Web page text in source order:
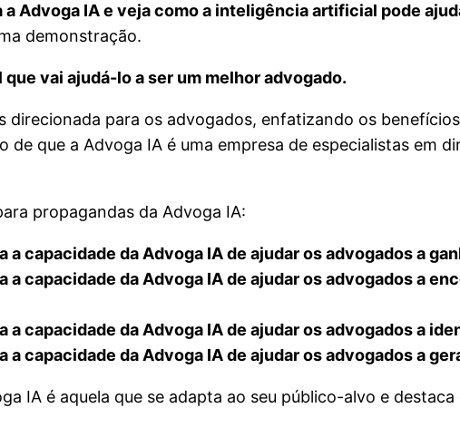
Advoga IA e veja como a inteligência artificial pode
demonstração.
vai ajudá-lo a ser um melhor advogado.
direcionada para os advogados, enfatizando os
de que a Advoga IA é uma empresa de especialistas em
propagandas da Advoga IA:
a capacidade da Advoga IA de ajudar os advogados a
a capacidade da Advoga IA de ajudar os advogados a
a capacidade da Advoga IA de ajudar os advogados a
a capacidade da Advoga IA de ajudar os advogados a
IA é aquela que se adapta ao seu público-alvo e